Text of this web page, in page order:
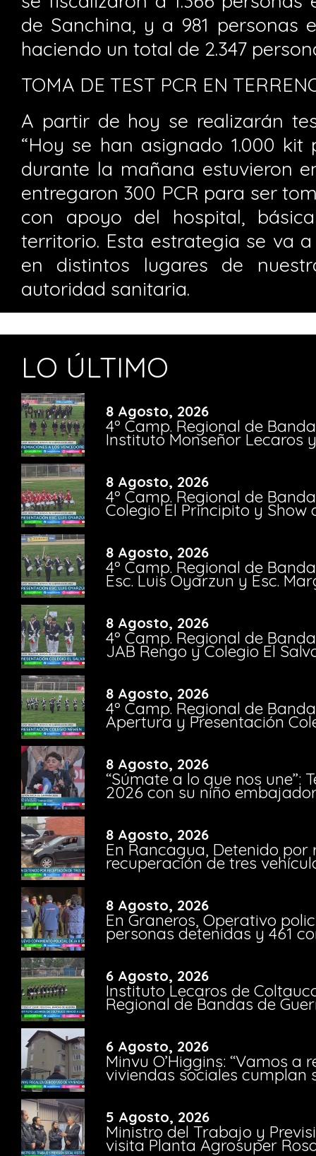
de Sanchina, y a 981 personas
haciendo un total de 2.347
TOMA DE TEST PCR EN
A partir de hoy se realizarán
“Hoy se han asignado 1.000
durante la mañana estuvieron
entregaron 300 PCR para ser
con apoyo del hospital,
territorio. Esta estrategia se va
en distintos lugares de
autoridad sanitaria.
LO ÚLTIMO
8 Agosto, 2026
4º Camp. Regional de
Instituto Monseñor Lecaros
8 Agosto, 2026
4º Camp. Regional de
Colegio El Principito y Show
8 Agosto, 2026
4º Camp. Regional de
Esc. Luis Oyarzun y Esc.
8 Agosto, 2026
4º Camp. Regional de
JAB Rengo y Colegio El
8 Agosto, 2026
4º Camp. Regional de
Apertura y Presentación
8 Agosto, 2026
“Súmate a lo que nos une”:
2026 con su niño
8 Agosto, 2026
En Rancagua, Detenido por
recuperación de tres
8 Agosto, 2026
En Graneros, Operativo
personas detenidas y 461
6 Agosto, 2026
Instituto Lecaros de
Regional de Bandas de
6 Agosto, 2026
Minvu O’Higgins: “Vamos a
viviendas sociales cumplan
5 Agosto, 2026
Ministro del Trabajo y
visita Planta Agrosuper